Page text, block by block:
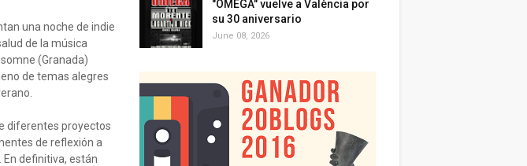
una noche de indie
de la música
(Granada)
de temas alegres
diferentes proyectos
de reflexión a
definitiva, están
"OMEGA" vuelve a València por
su 30 aniversario
June 08, 2026